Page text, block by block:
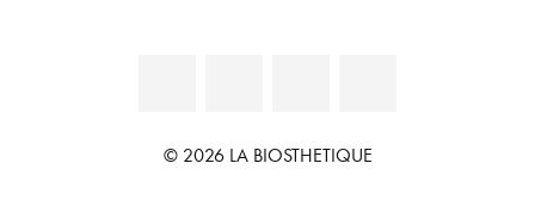
© 2026 LA BIOSTHETIQUE